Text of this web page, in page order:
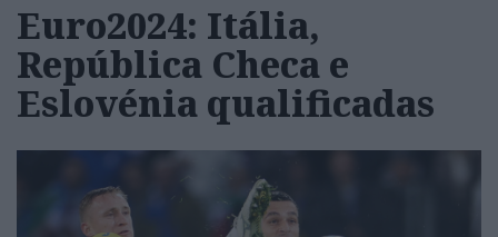
Euro2024: Itália,
República Checa e
Eslovénia qualificadas